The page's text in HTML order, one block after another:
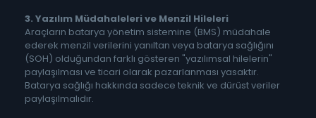
3. Yazılım Müdahaleleri ve Menzil Hileleri
Araçların batarya yönetim sistemine (BMS) müdahale
ederek menzil verilerini yanıltan veya batarya sağlığını
(SOH) olduğundan farklı gösteren "yazılımsal hilelerin"
paylaşılması ve ticari olarak pazarlanması yasaktır.
Batarya sağlığı hakkında sadece teknik ve dürüst veriler
paylaşılmalıdır.